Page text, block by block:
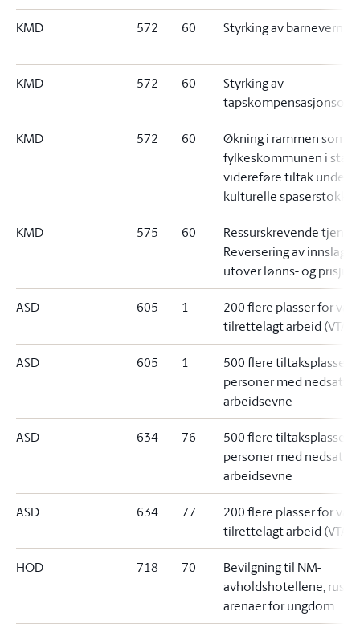
KMD 572 60 Styrking av barnevernet
KMD 572 60
Styrking av
KMD 572 60
Økning i rammen som
fylkeskommunen i
videreføre tiltak under
kulturelle
KMD 575 60
Ressurskrevende
Reversering av
utover lønns- og
ASD 605 1
200 flere plasser for
tilrettelagt arbeid (VTA)
ASD 605 1
500 flere tiltaksplasser
personer med nedsatt
arbeidsevne
ASD 634 76
500 flere tiltaksplasser
personer med nedsatt
arbeidsevne
ASD 634 77
200 flere plasser for
tilrettelagt arbeid (VTA)
HOD 718 70
Bevilgning til NM-
avholdshotellene,
arenaer for ungdom